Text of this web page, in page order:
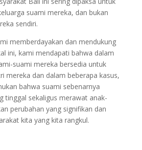
suami mereka, dan bukan
sendiri.
memberdayakan dan mendukung
ini, kami mendapati bahwa dalam
suami mereka bersedia untuk
mereka dan dalam beberapa kasus,
bahwa suami sebenarnya
tinggal sekaligus merawat anak-
perubahan yang signifikan dan
kita yang kita rangkul.